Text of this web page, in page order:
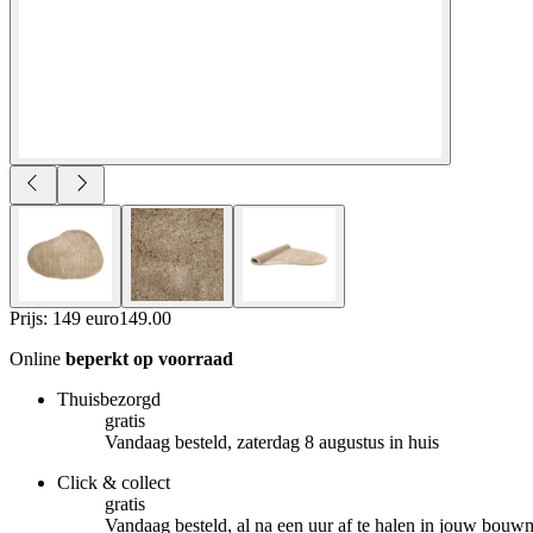
Prijs: 149 euro149.00
Online beperkt op voorraad
Thuisbezorgd
gratis
Vandaag besteld, zaterdag 8 augustus in huis
Click & collect
gratis
Vandaag besteld, al na een uur af te halen in jouw